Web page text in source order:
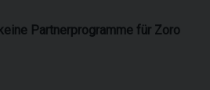
keine Partnerprogramme für Zoro